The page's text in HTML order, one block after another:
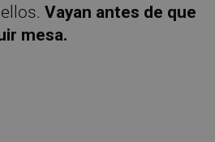
Vayan antes de que
mesa.